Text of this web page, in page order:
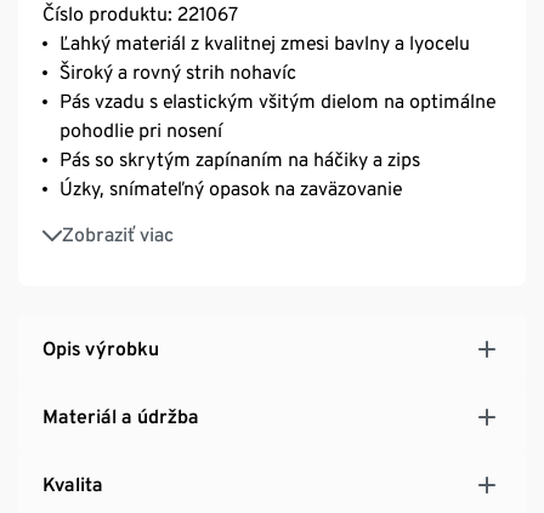
Číslo produktu: 221067
Ľahký materiál z kvalitnej zmesi bavlny a lyocelu
Široký a rovný strih nohavíc
Pás vzadu s elastickým všitým dielom na optimálne
pohodlie pri nosení
Pás so skrytým zapínaním na háčiky a zips
Úzky, snímateľný opasok na zaväzovanie
Zobraziť viac
Bočné vrecká
Opis výrobku
Materiál a údržba
Kvalita